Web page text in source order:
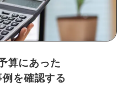
算にあった
を確認する